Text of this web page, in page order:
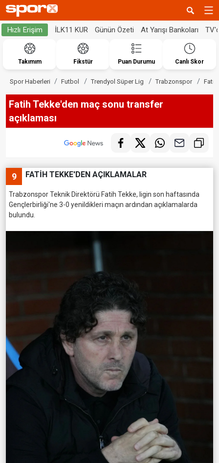
Hızlı Erişim İLK11 KUR Günün Özeti At Yarışı Bankoları
Takımım Fikstür Puan Durumu Canlı Skor
Spor Haberleri Futbol Trendyol Süper Lig Trabzonspor Fatih
Fatih Tekke'den maç sonu transfer
açıklaması
9 FATİH TEKKE'DEN AÇIKLAMALAR
Trabzonspor Teknik Direktörü Fatih Tekke, ligin son haftasında
Gençlerbirliği'ne 3-0 yenildikleri maçın ardından açıklamalarda
bulundu.